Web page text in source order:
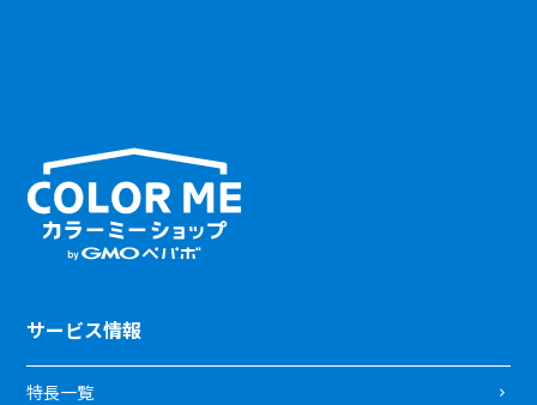
サービス情報
特長一覧